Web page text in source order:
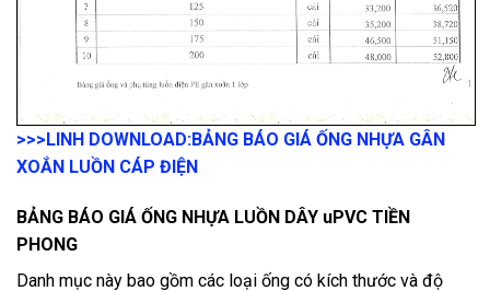
>>>LINH DOWNLOAD:BẢNG BÁO GIÁ ỐNG NHỰA GÂN
XOẮN LUỒN CÁP ĐIỆN
BẢNG BÁO GIÁ ỐNG NHỰA LUỒN DÂY uPVC TIỀN
PHONG
Danh mục này bao gồm các loại ống có kích thước và độ